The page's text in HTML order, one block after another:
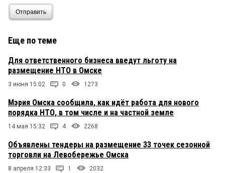
Отправить
Еще по теме
Для ответственного бизнеса введут льготу на
размещение НТО в Омске
3 июня 15:02 0 1273
Мэрия Омска сообщила, как идёт работа для нового
порядка НТО, в том числе и на частной земле
14 мая 15:32 4 2268
Объявлены тендеры на размещение 33 точек сезонной
торговли на Левобережье Омска
8 апреля 12:33 1 2032